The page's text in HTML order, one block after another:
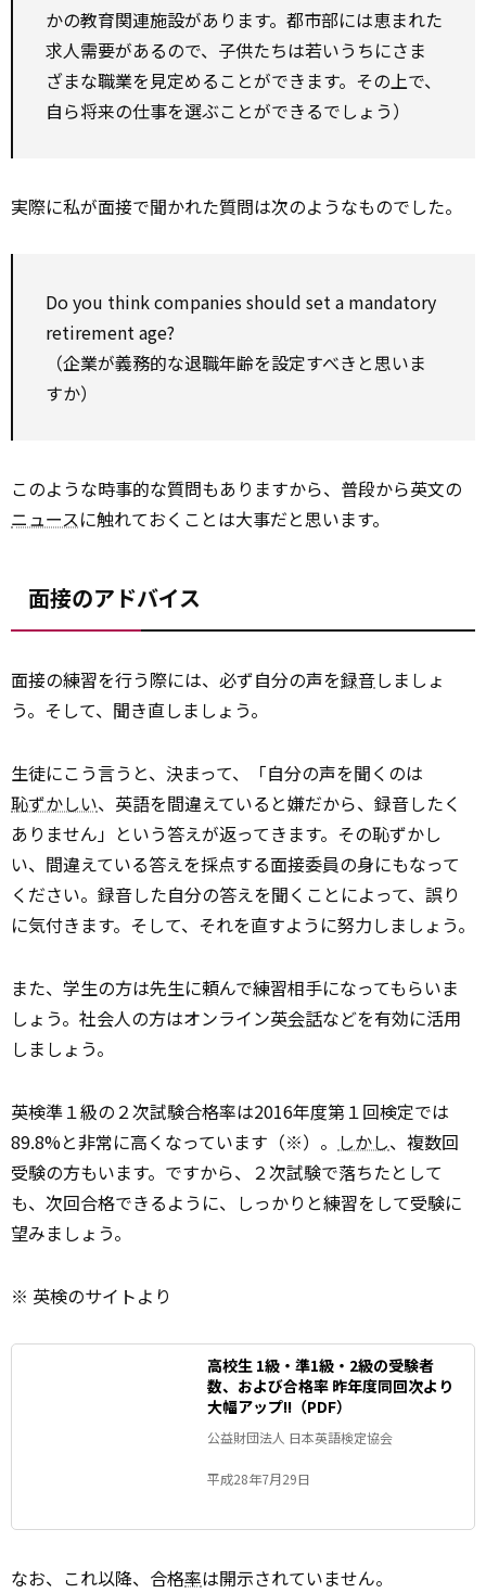
かの教育関連施設があります。都市部には恵まれた
求人需要があるので、子供たちは若いうちにさま
ざまな職業を見定めることができます。その上で、
自ら将来の仕事を選ぶことができるでしょう）
実際に私が面接で聞かれた質問は次のようなものでした。
Do you think companies should set a mandatory
retirement age?
（企業が義務的な退職年齢を設定すべきと思いま
すか）
このような時事的な質問もありますから、普段から英文の
ニュースに触れておくことは大事だと思います。
面接のアドバイス
面接の練習を行う際には、必ず自分の声を録音しましょ
う。そして、聞き直しましょう。
生徒にこう言うと、決まって、「自分の声を聞くのは
恥ずかしい、英語を間違えていると嫌だから、録音したく
ありません」という答えが返ってきます。その恥ずかし
い、間違えている答えを採点する面接委員の身にもなって
ください。録音した自分の答えを聞くことによって、誤り
に気付きます。そして、それを直すように努力しましょう。
また、学生の方は先生に頼んで練習相手になってもらいま
しょう。社会人の方はオンライン英会話などを有効に活用
しましょう。
英検準１級の２次試験合格率は2016年度第１回検定では
89.8%と非常に高くなっています（※）。 しかし、複数回
受験の方もいます。ですから、２次試験で落ちたとして
も、次回合格できるように、しっかりと練習をして受験に
望みましょう。
※ 英検のサイトより
⾼校⽣ 1級・準1級・2級の受験者
数、および合格率 昨年度同回次より
⼤幅アップ!!（PDF）
公益財団法⼈ ⽇本英語検定協会
平成28年7⽉29⽇
なお、これ以降、合格率は開示されていません。